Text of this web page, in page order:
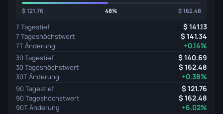
121.76 48% 162.48
7 Tagestief 141.13
7 Tageshöchstwert 141.34
7T Änderung +0.14%
30 Tagestief 140.69
30 Tageshöchstwert 162.48
30T Änderung +0.38%
90 Tagestief 121.76
90 Tageshöchstwert 162.48
90T Änderung +6.02%